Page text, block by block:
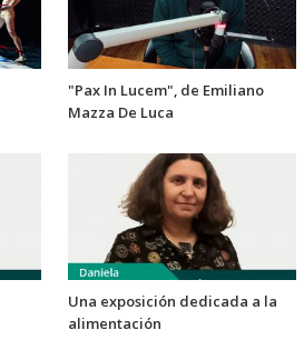
"Pax In Lucem", de Emiliano
Mazza De Luca
Una exposición dedicada a la
alimentación